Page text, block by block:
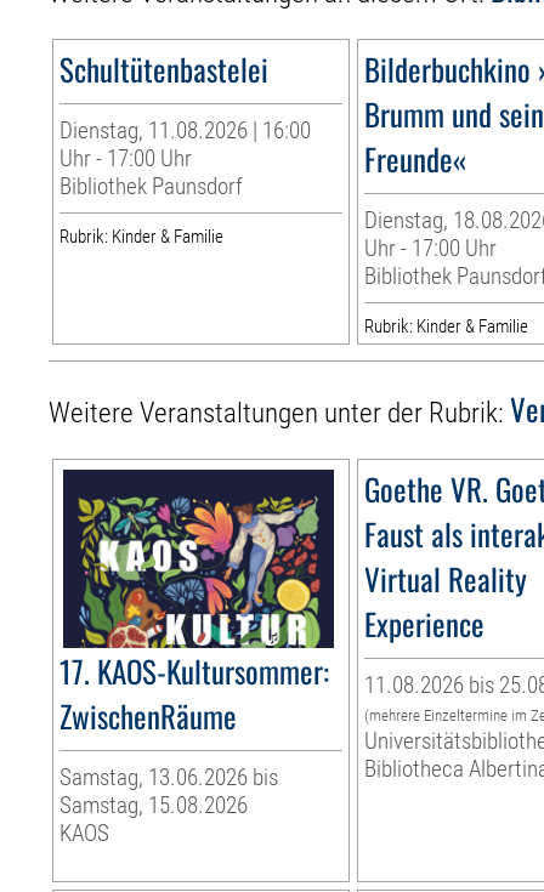
Schultütenbastelei
Dienstag, 11.08.2026 | 16:00
Uhr - 17:00 Uhr
Bibliothek Paunsdorf
Rubrik: Kinder & Familie
Bilderbuchkino
Brumm und
Freunde«
Dienstag,
Uhr - 17:00 Uhr
Bibliothek
Rubrik: Kinder & Familie
Weitere Veranstaltungen unter der Rubrik:
17. KAOS-Kultursommer:
ZwischenRäume
Samstag, 13.06.2026 bis
Samstag, 15.08.2026
KAOS
Goethe VR.
Faust als
Virtual Reality
Experience
11.08.2026 bis
(mehrere Einzeltermine im
Bibliotheca